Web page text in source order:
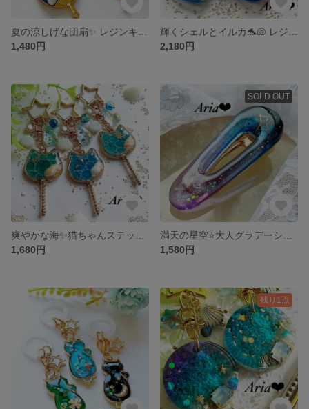
1,480円
2,180円
1,680円
SOLD OUT
1,580円
残り1点